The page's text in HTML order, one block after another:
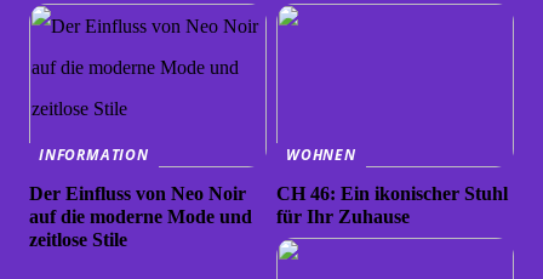
INFORMATION
Der Einfluss von Neo Noir
auf die moderne Mode und
zeitlose Stile
WOHNEN
CH 46: Ein ikonischer Stuhl
für Ihr Zuhause